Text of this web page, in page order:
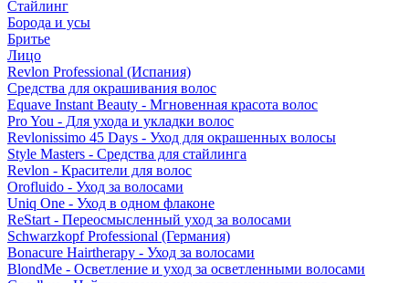
Стайлинг
Борода и усы
Бритье
Лицо
Revlon Professional (Испания)
Средства для окрашивания волос
Equave Instant Beauty - Мгновенная красота волос
Pro You - Для ухода и укладки волос
Revlonissimo 45 Days - Уход для окрашенных волосы
Style Masters - Средства для стайлинга
Revlon - Красители для волос
Orofluido - Уход за волосами
Uniq One - Уход в одном флаконе
ReStart - Переосмысленный уход за волосами
Schwarzkopf Professional (Германия)
Bonacure Hairtherapy - Уход за волосами
BlondMe - Осветление и уход за осветленными волосами